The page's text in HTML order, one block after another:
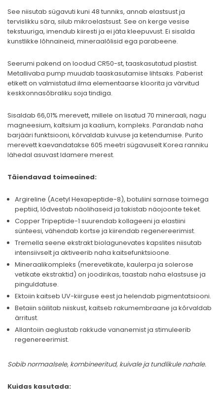
See niisutab sügavuti kuni 48 tunniks, annab elastsust ja
tervislikku sära, silub mikroelastsust. See on kerge vesise
tekstuuriga, imendub kiiresti ja ei jäta kleepuvust. Ei sisalda
kunstlikke lõhnaineid, mineraalõlisid ega parabeene.
Seerumi pakend on loodud CR50-st, taaskasutatud plastist.
Metallivaba pump muudab taaskasutamise lihtsaks. Paberist
etikett on valmistatud ilma elementaarse kloorita ja värvitud
keskkonnasõbraliku soja tindiga.
Sisaldab 66,01% merevett, millele on lisatud 70 mineraali, nagu
magneesium, kaltsium ja kaalium, kompleks. Parandab naha
barjääri funktsiooni, kõrvaldab kuivuse ja ketendumise. Purito
merevett kaevandatakse 605 meetri sügavuselt Korea ranniku
lähedal asuvast Idamere merest.
Täiendavad toimeained:
Argireline (Acetyl Hexapeptide-8), botuliini sarnase toimega
peptiid, lõdvestab näolihaseid ja takistab näojoonte teket.
Copper Tripeptide-1 suurendab kollageeni ja elastiini
sünteesi, vähendab kortse ja kiirendab regenereerimist.
Tremella seene ekstrakt biolagunevates kapslites niisutab
intensiivselt ja aktiveerib naha kaitsefunktsioone.
Mineraalikompleks (merevetikate, kaulerpa ja solerose
vetikate ekstraktid) on joodirikas, taastab naha elastsuse ja
pinguldatuse.
Ektoiin kaitseb UV-kiirguse eest ja helendab pigmentatsiooni.
Betaiin säilitab niiskust, kaitseb rakumembraane ja kõrvaldab
ärritust.
Allantoiin aeglustab rakkude vananemist ja stimuleerib
regenereerimist.
Sobib normaalsele, kombineeritud, kuivale ja tundlikule nahale.
Kuidas kasutada: